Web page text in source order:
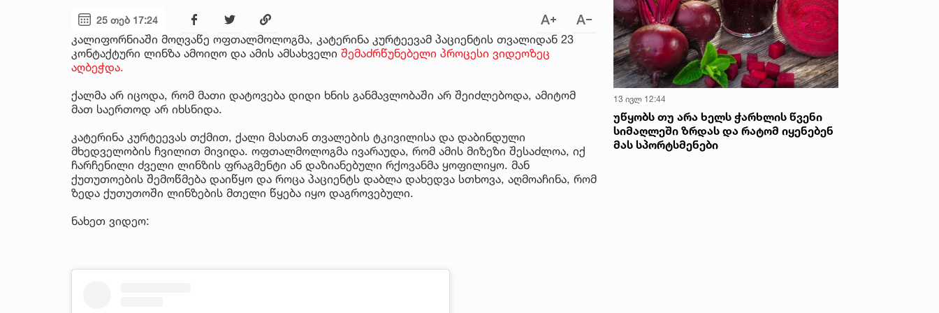
25 თებ 17:24
კალიფორნიაში მოღვაწე ოფთალმოლოგმა, კატერინა კურტეევამ პაციენტის თვალიდან 23
კონტაქტური ლინზა ამოიღო და ამის ამსახველი შემაძრწუნებელი პროცესი ვიდეოზეც
აღბეჭდა.
ქალმა არ იცოდა, რომ მათი დატოვება დიდი ხნის განმავლობაში არ შეიძლებოდა, ამიტომ
მათ საერთოდ არ იხსნიდა.
კატერინა კურტეევას თქმით, ქალი მასთან თვალების ტკივილისა და დაბინდული
მხედველობის ჩვილით მივიდა. ოფთალმოლოგმა ივარაუდა, რომ ამის მიზეზი შესაძლოა, იქ
ჩარჩენილი ძველი ლინზის ფრაგმენტი ან დაზიანებული რქოვანმა ყოფილიყო. მან
ქუთუთოების შემოწმება დაიწყო და როცა პაციენტს დაბლა დახედვა სთხოვა, აღმოაჩინა, რომ
ზედა ქუთუთოში ლინზების მთელი წყება იყო დაგროვებული.
ნახეთ ვიდეო:
13 ივლ 12:44
უწყობს თუ არა ხელს ჭარხლის წვენი
სიმაღლეში ზრდას და რატომ იყენებენ
მას სპორტსმენები